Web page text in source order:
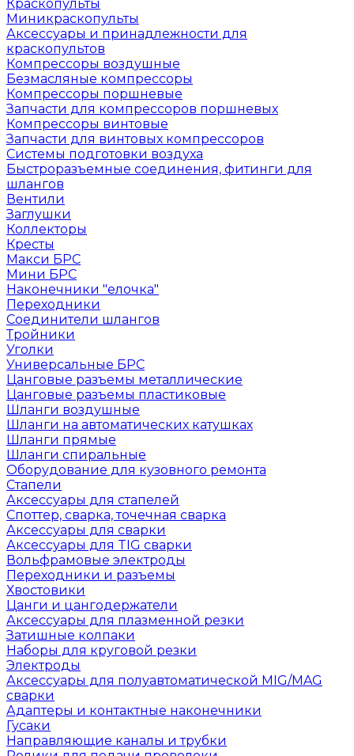
Краскопульты
Миникраскопульты
Аксессуары и принадлежности для
краскопультов
Компрессоры воздушные
Безмасляные компрессоры
Компрессоры поршневые
Запчасти для компрессоров поршневых
Компрессоры винтовые
Запчасти для винтовых компрессоров
Системы подготовки воздуха
Быстроразъемные соединения, фитинги для
шлангов
Вентили
Заглушки
Коллекторы
Кресты
Макси БРС
Мини БРС
Наконечники "елочка"
Переходники
Соединители шлангов
Тройники
Уголки
Универсальные БРС
Цанговые разъемы металлические
Цанговые разъемы пластиковые
Шланги воздушные
Шланги на автоматических катушках
Шланги прямые
Шланги спиральные
Оборудование для кузовного ремонта
Стапели
Аксессуары для стапелей
Споттер, сварка, точечная сварка
Аксессуары для сварки
Аксессуары для TIG сварки
Вольфрамовые электроды
Переходники и разъемы
Хвостовики
Цанги и цангодержатели
Аксессуары для плазменной резки
Затишные колпаки
Наборы для круговой резки
Электроды
Аксессуары для полуавтоматической MIG/MAG
сварки
Адаптеры и контактные наконечники
Гусаки
Направляющие каналы и трубки